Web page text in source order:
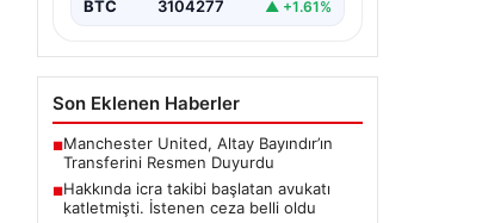
BTC 3104277 ▲ +1.61%
Son Eklenen Haberler
■Manchester United, Altay Bayındır’ın
Transferini Resmen Duyurdu
■Hakkında icra takibi başlatan avukatı
katletmişti. İstenen ceza belli oldu